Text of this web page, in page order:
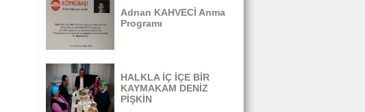
Adnan KAHVECİ Anma
Programı
HALKLA İÇ İÇE BİR
KAYMAKAM DENİZ
PİŞKİN